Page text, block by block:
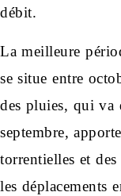
débit.
La meilleure
se situe entre
des pluies, qui
septembre,
torrentielles et
les déplacements